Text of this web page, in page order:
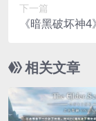
下一篇
《暗黑破坏神
相关文章